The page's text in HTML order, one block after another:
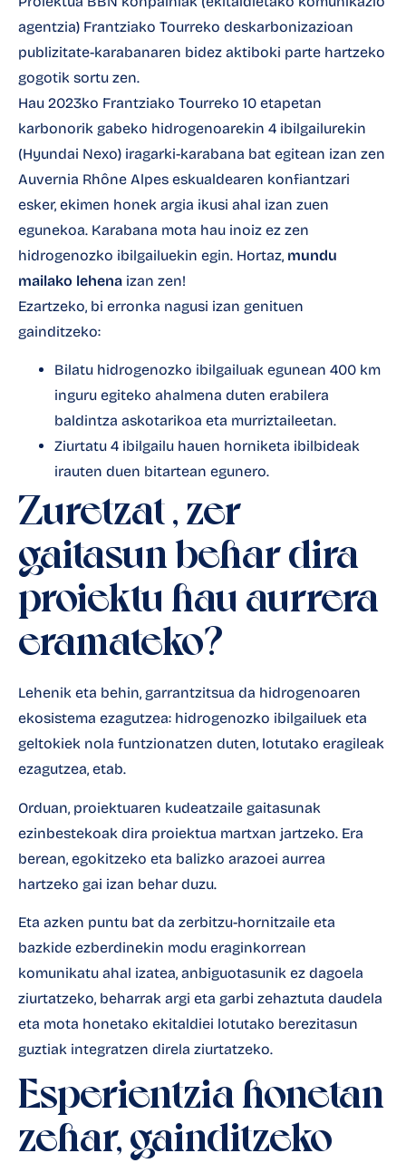
agentzia) Frantziako Tourreko deskarbonizazioan
publizitate-karabanaren bidez aktiboki parte hartzeko
gogotik sortu zen.
Hau 2023ko Frantziako Tourreko 10 etapetan
karbonorik gabeko hidrogenoarekin 4 ibilgailurekin
(Hyundai Nexo) iragarki-karabana bat egitean izan zen
Auvernia Rhône Alpes eskualdearen konfiantzari
esker, ekimen honek argia ikusi ahal izan zuen
egunekoa. Karabana mota hau inoiz ez zen
hidrogenozko ibilgailuekin egin. Hortaz, mundu
mailako lehena izan zen!
Ezartzeko, bi erronka nagusi izan genituen
gainditzeko:
Bilatu hidrogenozko ibilgailuak egunean 400 km
inguru egiteko ahalmena duten erabilera
baldintza askotarikoa eta murriztaileetan.
Ziurtatu 4 ibilgailu hauen horniketa ibilbideak
irauten duen bitartean egunero.
Zuretzat , zer
gaitasun behar dira
proiektu hau aurrera
eramateko?
Lehenik eta behin, garrantzitsua da hidrogenoaren
ekosistema ezagutzea: hidrogenozko ibilgailuek eta
geltokiek nola funtzionatzen duten, lotutako eragileak
ezagutzea, etab.
Orduan, proiektuaren kudeatzaile gaitasunak
ezinbestekoak dira proiektua martxan jartzeko. Era
berean, egokitzeko eta balizko arazoei aurrea
hartzeko gai izan behar duzu.
Eta azken puntu bat da zerbitzu-hornitzaile eta
bazkide ezberdinekin modu eraginkorrean
komunikatu ahal izatea, anbiguotasunik ez dagoela
ziurtatzeko, beharrak argi eta garbi zehaztuta daudela
eta mota honetako ekitaldiei lotutako berezitasun
guztiak integratzen direla ziurtatzeko.
Esperientzia honetan
zehar, gainditzeko